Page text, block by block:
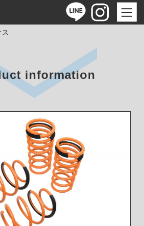
information